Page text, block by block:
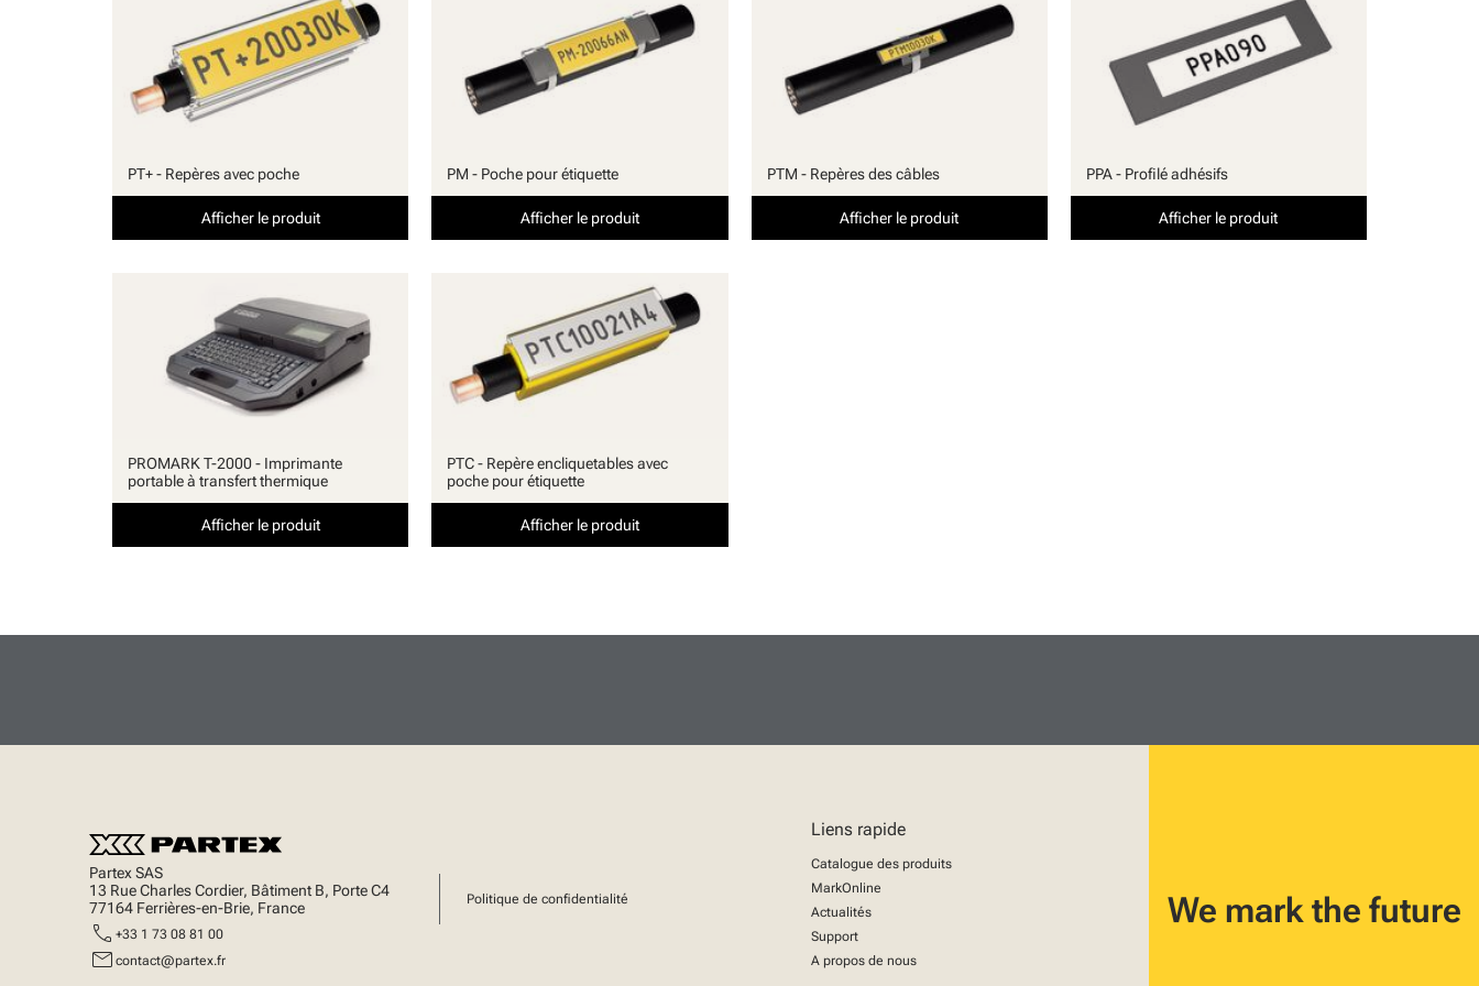
Scellés
PT+ - Repères avec poche
Afficher le produit
PM - Poche pour étiquette
Afficher le produit
PTM - Repères des câbles
Afficher le produit
PPA - Profilé adhésifs
Afficher le produit
PROMARK T-2000 - Imprimante
portable à transfert thermique
Afficher le produit
PTC - Repère encliquetables avec
poche pour étiquette
Afficher le produit
Partex SAS
13 Rue Charles Cordier, Bâtiment B, Porte C4
77164 Ferrières-en-Brie, France
call +33 1 73 08 81 00
mail contact@partex.fr
Politique de confidentialité
Liens rapide
Catalogue des produits
MarkOnline
Actualités
Support
A propos de nous
We mark the future